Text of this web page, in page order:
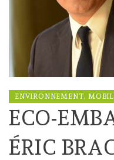
ENVIRONNEMENT,
ECO-
ÉRIC